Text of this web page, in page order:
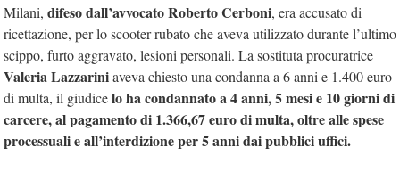
Milani, difeso dall’avvocato Roberto Cerboni, era accusato di
ricettazione, per lo scooter rubato che aveva utilizzato durante l’ultimo
scippo, furto aggravato, lesioni personali. La sostituta procuratrice
Valeria Lazzariniaveva chiesto una condanna a 6 anni e 1.400 euro
di multa, il giudicelo ha condannato a 4 anni, 5 mesi e 10 giorni di
carcere, al pagamento di 1.366,67 euro di multa, oltre alle spese
processuali e all’interdizione per 5 anni dai pubblici uffici.